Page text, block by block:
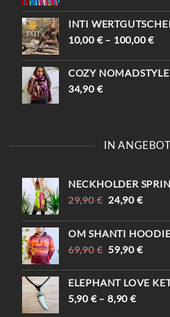
INTI
10,00 €– 100,00€
COZY NOMADSTYLE
34,90 €
IN ANGEBOT
NECKHOLDER
29,90€
WAR:
29,90 €
24,90 €
IST:
24,90
OM SHANTI HOODIE
69,90€
69,90 €
59,90 €
59,90
ELEPHANT LOVE
5,90 €–8,90€